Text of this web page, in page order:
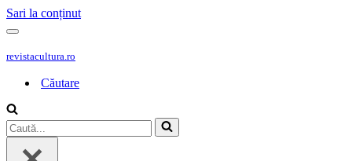
Sari la conținut
Meniu
navigare
revistacultura.ro
Căutare
Caută...